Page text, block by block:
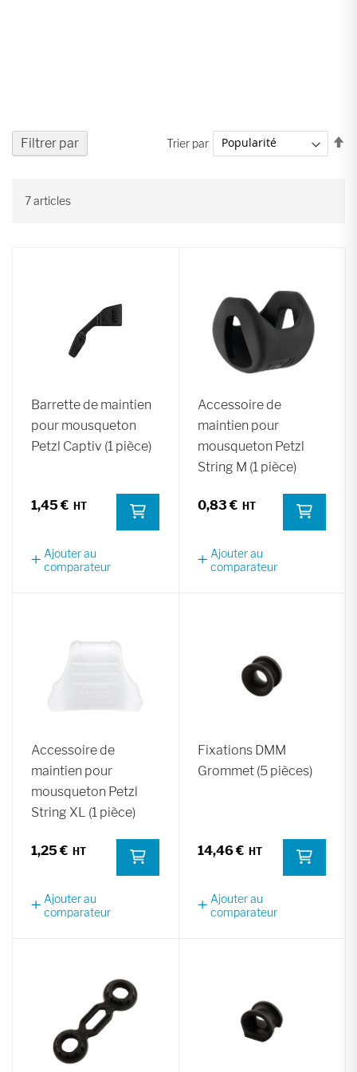
7articles
Trier par
Barrette de maintien
pour mousqueton
Petzl Captiv (1 pièce)
1,45 €
Ajouter au
comparateur
Accessoire de
maintien pour
mousqueton Petzl
String M (1 pièce)
0,83 €
Ajouter au
comparateur
Accessoire de
maintien pour
mousqueton Petzl
String XL (1 pièce)
1,25 €
Ajouter au
comparateur
Fixations DMM
Grommet (5 pièces)
14,46 €
Ajouter au
comparateur
Filtrer par